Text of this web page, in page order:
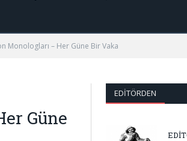
Monologları – Her Güne Bir Vaka
Güne
EDITÖRDEN